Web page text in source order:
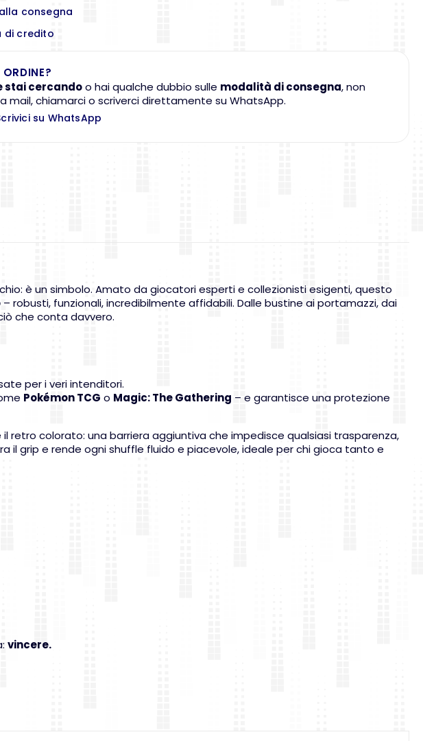
consegna
di credito
stai cercandoo hai qualche dubbio sulle modalità di consegna, non
mail, chiamarci o scriverci direttamente su WhatsApp.
su WhatsApp
è un simbolo. Amato da giocatori esperti e collezionisti esigenti, questo
– robusti, funzionali, incredibilmente affidabili. Dalle bustine ai portamazzi, dai
che conta davvero.
per i veri intenditori.
Pokémon TCG o Magic: The Gathering – e garantisce una protezione
retro colorato: una barriera aggiuntiva che impedisce qualsiasi trasparenza,
il grip e rende ogni shuffle fluido e piacevole, ideale per chi gioca tanto e
vincere.